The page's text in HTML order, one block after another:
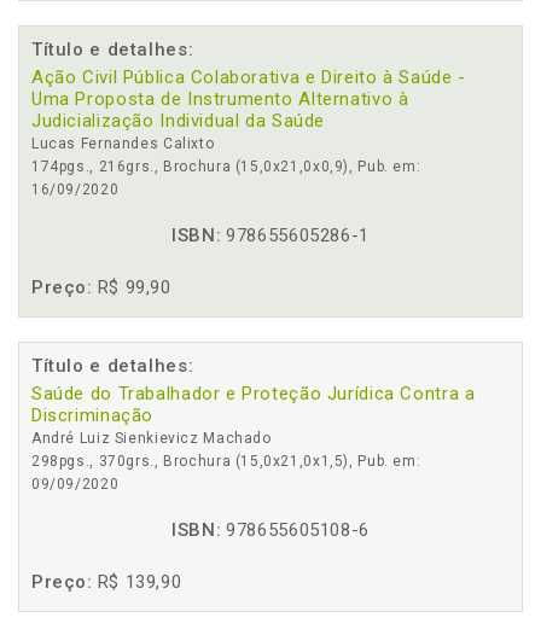
Título e detalhes:
Ação Civil Pública Colaborativa e Direito à Saúde -
Uma Proposta de Instrumento Alternativo à
Judicialização Individual da Saúde
Lucas Fernandes Calixto
174pgs., 216grs., Brochura (15,0x21,0x0,9), Pub. em:
16/09/2020
ISBN: 978655605286-1
Preço: R$ 99,90
Título e detalhes:
Saúde do Trabalhador e Proteção Jurídica Contra a
Discriminação
André Luiz Sienkievicz Machado
298pgs., 370grs., Brochura (15,0x21,0x1,5), Pub. em:
09/09/2020
ISBN: 978655605108-6
Preço: R$ 139,90